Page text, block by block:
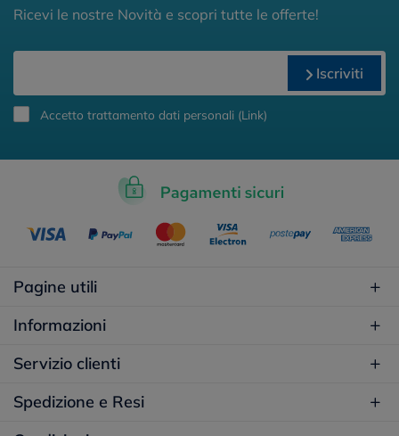
Ricevi le nostre Novità e scopri tutte le offerte!
Iscriviti
Accetto trattamento dati personali (Link)
Pagine utili
Informazioni
Servizio clienti
Spedizione e Resi